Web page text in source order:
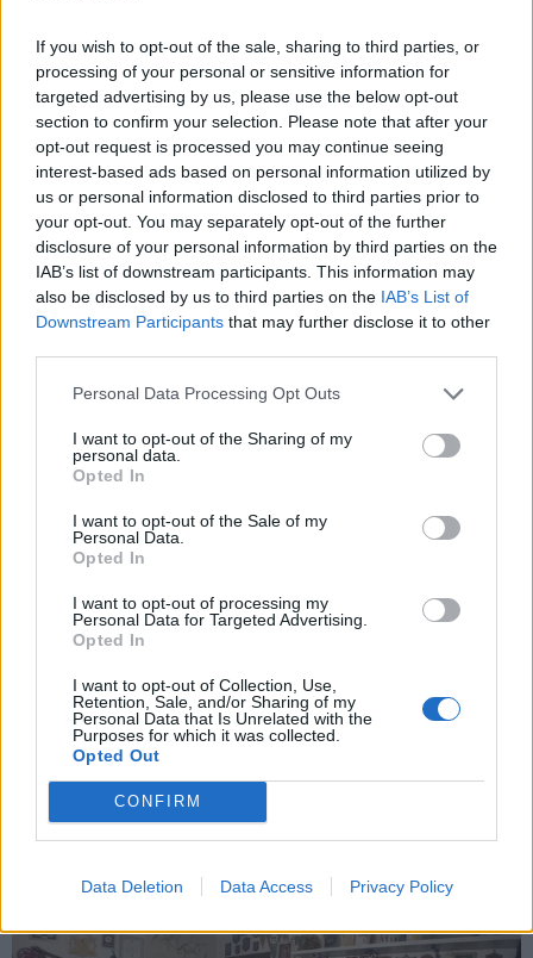
If you wish to opt-out of the sale, sharing to third parties, or
processing of your personal or sensitive information for
targeted advertising by us, please use the below opt-out
section to confirm your selection. Please note that after your
opt-out request is processed you may continue seeing
interest-based ads based on personal information utilized by
us or personal information disclosed to third parties prior to
your opt-out. You may separately opt-out of the further
disclosure of your personal information by third parties on the
IAB’s list of downstream participants. This information may
also be disclosed by us to third parties on the IAB’s List of
Downstream Participants that may further disclose it to other
Personal Data Processing Opt Outs
I want to opt-out of the Sharing of my
personal data.
Opted In
I want to opt-out of the Sale of my
Personal Data.
Opted In
I want to opt-out of processing my
Personal Data for Targeted Advertising.
Opted In
I want to opt-out of Collection, Use,
Retention, Sale, and/or Sharing of my
Personal Data that Is Unrelated with the
Purposes for which it was collected.
Opted Out
CONFIRM
Data Deletion Data Access Privacy Policy
FERNO
Ferno, inaugurato il monumento
restaurato degli Alpini: memoria e
identità per la comunità
e preghiere per l’83° anniversario
Al Sacro Monte la commemorazione della battaglia di
Nikolajewka